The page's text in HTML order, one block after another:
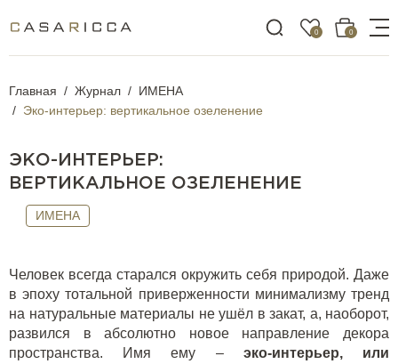
0 0
Главная Журнал
ИМЕНА
Эко-интерьер: вертикальное озеленение
ЭКО-ИНТЕРЬЕР:
ВЕРТИКАЛЬНОЕ ОЗЕЛЕНЕНИЕ
ИМЕНА
Человек всегда старался окружить себя природой. Даже
в эпоху тотальной приверженности минимализму тренд
на натуральные материалы не ушёл в закат, а, наоборот,
развился в абсолютно новое направление декора
пространства. Имя ему – эко-интерьер, или